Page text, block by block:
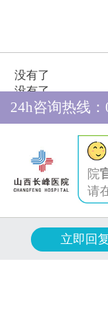
没有了
没有了
周权
24h咨询热线
院
请
立即回复